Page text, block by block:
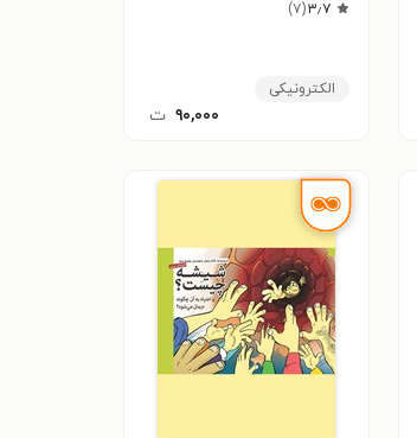
۳٫۷(۷)
الکترونیکی
۹۰,۰۰۰ ت